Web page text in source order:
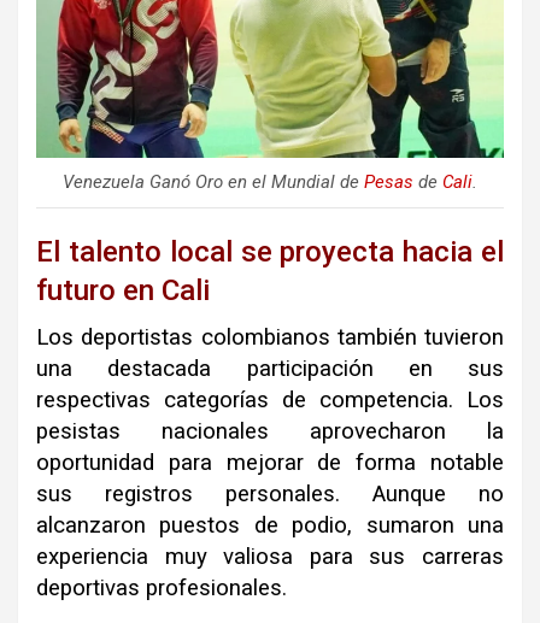
Venezuela Ganó Oro en el Mundial de Pesas de Cali.
El talento local se proyecta hacia el
futuro en Cali
Los deportistas colombianos también tuvieron
una destacada participación en sus
respectivas categorías de competencia. Los
pesistas nacionales aprovecharon la
oportunidad para mejorar de forma notable
sus registros personales. Aunque no
alcanzaron puestos de podio, sumaron una
experiencia muy valiosa para sus carreras
deportivas profesionales.